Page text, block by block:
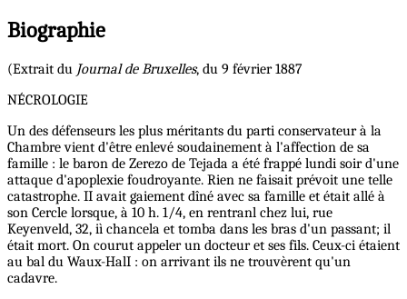
Biographie
(Extrait du Journal de Bruxelles, du 9 février 1887
NÉCROLOGIE
Un des défenseurs les plus méritants du parti conservateur à la
Chambre vient d'être enlevé soudainement à l'affection de sa
famille : le baron de Zerezo de Tejada a été frappé lundi soir d'une
attaque d'apoplexie foudroyante. Rien ne faisait prévoit une telle
catastrophe. II avait gaiement dîné avec sa famille et était allé à
son Cercle lorsque, à 10 h. 1/4, en rentranl chez lui, rue
Keyenveld, 32, iì chancela et tomba dans les bras d'un passant; il
était mort. On courut appeler un docteur et ses fils. Ceux-ci étaient
au bal du Waux-HalI : on arrivant ils ne trouvèrent qu'un
cadavre.